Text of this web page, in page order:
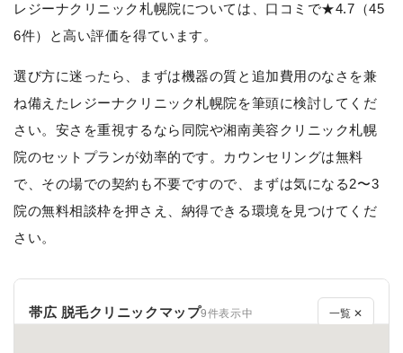
レジーナクリニック札幌院については、口コミで★4.7（45
6件）と高い評価を得ています。
選び方に迷ったら、まずは機器の質と追加費用のなさを兼
ね備えたレジーナクリニック札幌院を筆頭に検討してくだ
さい。安さを重視するなら同院や湘南美容クリニック札幌
院のセットプランが効率的です。カウンセリングは無料
で、その場での契約も不要ですので、まずは気になる2〜3
院の無料相談枠を押さえ、納得できる環境を見つけてくだ
さい。
帯広 脱毛クリニックマップ9件表示中 一覧 ✕